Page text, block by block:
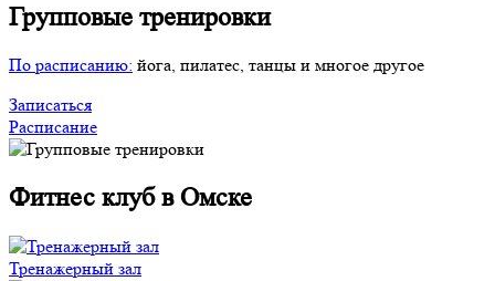
Групповые тренировки
По расписанию: йога, пилатес, танцы и многое другое
Записаться
Расписание
Фитнес клубв Омске
Тренажерный зал